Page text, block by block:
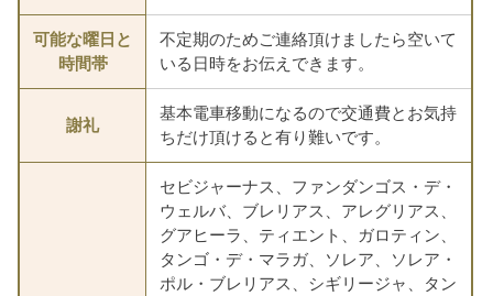
可能な曜日と
時間帯
不定期のためご連絡頂けましたら空いて
いる日時をお伝えできます。
謝礼
基本電車移動になるので交通費とお気持
ちだけ頂けると有り難いです。
セビジャーナス、ファンダンゴス・デ・
ウェルバ、ブレリアス、アレグリアス、
グアヒーラ、ティエント、ガロティン、
タンゴ・デ・マラガ、ソレア、ソレア・
ポル・ブレリアス、シギリージャ、タン